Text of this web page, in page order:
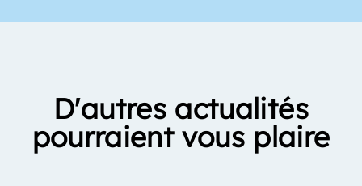
D'autres actualités
pourraient vous plaire